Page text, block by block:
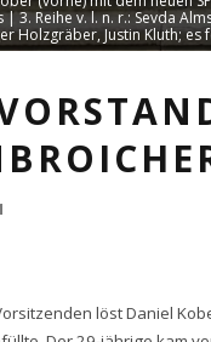
| 3. Reihe v. l. n. r.: Sevda
Holzgräber, Justin Kluth; es
löst Daniel